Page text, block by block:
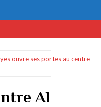
ouvre ses portes au centre
Al